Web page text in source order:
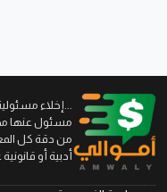
...إخلاء
مسئول عنها
من دقة كل
أدبية أو